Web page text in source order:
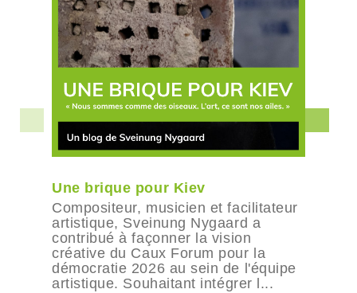
Une brique pour Kiev
Compositeur, musicien et facilitateur
artistique, Sveinung Nygaard a
contribué à façonner la vision
créative du Caux Forum pour la
démocratie 2026 au sein de l'équipe
artistique. Souhaitant intégrer l...